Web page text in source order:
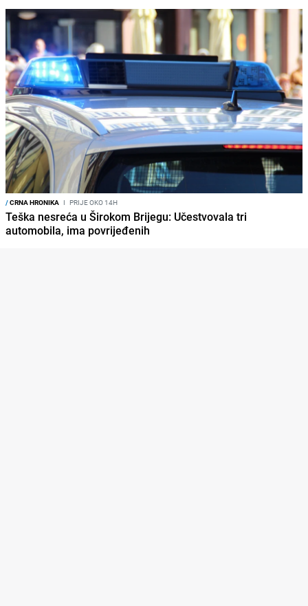
/CRNA HRONIKA I PRIJE OKO 14H
Teška nesreća u Širokom Brijegu: Učestvovala tri
automobila, ima povrijeđenih